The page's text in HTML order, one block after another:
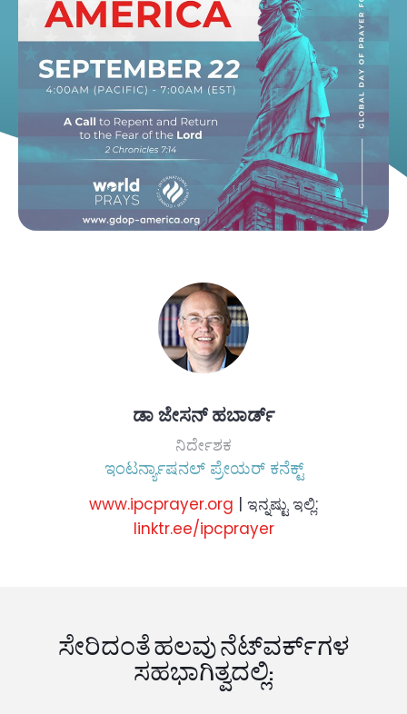
ಡಾ ಜೇಸನ್ ಹಬಾರ್ಡ್
ನಿರ್ದೇಶಕ
ಇಂಟರ್ನ್ಯಾಷನಲ್ ಪ್ರೇಯರ್ ಕನೆಕ್ಟ್
www.ipcprayer.org | ಇನ್ನಷ್ಟು ಇಲ್ಲಿ:
linktr.ee/ipcprayer
ಸೇರಿದಂತೆ ಹಲವು ನೆಟ್‌ವರ್ಕ್‌ಗಳ
ಸಹಭಾಗಿತ್ವದಲ್ಲಿ: